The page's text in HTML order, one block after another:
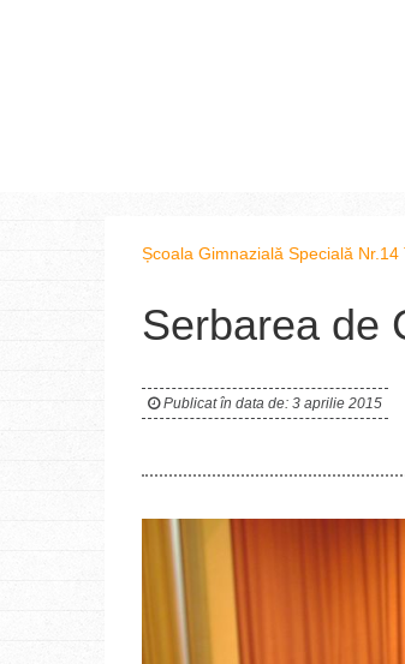
Școala Gimnazială Specială Nr.14
Serbarea de
Publicat în data de: 3 aprilie 2015